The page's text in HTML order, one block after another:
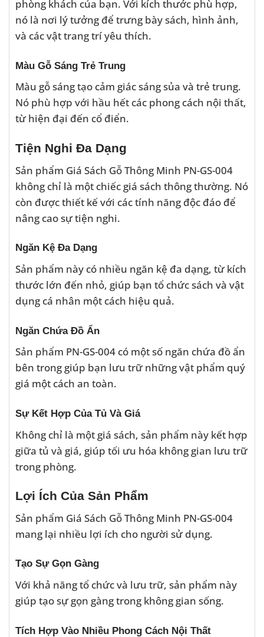
phòng khách của bạn. Với kích thước phù hợp,
nó là nơi lý tưởng để trưng bày sách, hình ảnh,
và các vật trang trí yêu thích.
Màu Gỗ Sáng Trẻ Trung
Màu gỗ sáng tạo cảm giác sáng sủa và trẻ trung.
Nó phù hợp với hầu hết các phong cách nội thất,
từ hiện đại đến cổ điển.
Tiện Nghi Đa Dạng
Sản phẩm Giá Sách Gỗ Thông Minh PN-GS-004
không chỉ là một chiếc giá sách thông thường. Nó
còn được thiết kế với các tính năng độc đáo để
nâng cao sự tiện nghi.
Ngăn Kệ Đa Dạng
Sản phẩm này có nhiều ngăn kệ đa dạng, từ kích
thước lớn đến nhỏ, giúp bạn tổ chức sách và vật
dụng cá nhân một cách hiệu quả.
Ngăn Chứa Đồ Ẩn
Sản phẩm PN-GS-004 có một số ngăn chứa đồ ẩn
bên trong giúp bạn lưu trữ những vật phẩm quý
giá một cách an toàn.
Sự Kết Hợp Của Tủ Và Giá
Không chỉ là một giá sách, sản phẩm này kết hợp
giữa tủ và giá, giúp tối ưu hóa không gian lưu trữ
trong phòng.
Lợi Ích Của Sản Phẩm
Sản phẩm Giá Sách Gỗ Thông Minh PN-GS-004
mang lại nhiều lợi ích cho người sử dụng.
Tạo Sự Gọn Gàng
Với khả năng tổ chức và lưu trữ, sản phẩm này
giúp tạo sự gọn gàng trong không gian sống.
Tích Hợp Vào Nhiều Phong Cách Nội Thất